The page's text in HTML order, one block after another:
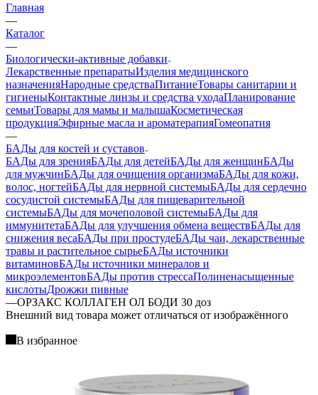
Главная
—
Каталог
—
Биологически-активные добавки
Лекарственные препаратыИзделия медицинского
назначенияНародные средстваПитаниеТовары санитарии и
гигиеныКонтактные линзы и средства уходаПланирование
семьиТовары для мамы и малышаКосметическая
продукцияЭфирные масла и ароматерапияГомеопатия
—
БАДы для костей и суставов
БАДы для зренияБАДы для детейБАДы для женщинБАДы
для мужчинБАДы для очищения организмаБАДы для кожи,
волос, ногтейБАДы для нервной системыБАДы для сердечно
сосудистой системыБАДы для пищеварительной
системыБАДы для мочеполовой системыБАДы для
иммунитетаБАДы для улучшения обмена веществБАДы для
снижения весаБАДы при простудеБАДы чаи, лекарственные
травы и растительное сырьеБАДы источники
витаминовБАДы источники минералов и
микроэлементовБАДы против стрессаПолиненасыщенные
кислотыДрожжи пивные
—ОРЗАКС КОЛЛАГЕН ОЛ БОДИ 30 доз
Bнешний вид товара может отличаться от изображённого
В избранное